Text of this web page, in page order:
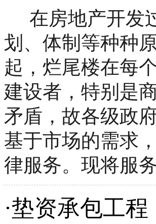
在房地产开发
划、体制等种种
起，烂尾楼在每
建设者，特别是
矛盾，故各级政
基于市场的需求
律服务。现将服
·垫资承包工